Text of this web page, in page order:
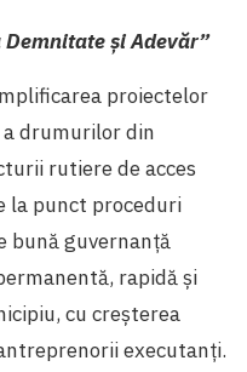
şi Adevăr”
proiectelor
drumurilor din
rutiere de acces
la punct proceduri
bună guvernanță
rapidă și
cu creșterea
executanți.